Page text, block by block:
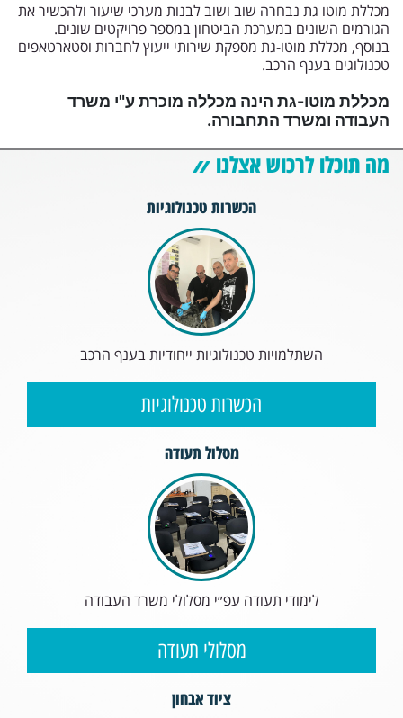
מכללת מוטו גת נבחרה שוב ושוב לבנות מערכי שיעור ולהכשיר את
הגורמים השונים במערכת הביטחון במספר פרויקטים שונים.
בנוסף, מכללת מוטו-גת מספקת שירותי ייעוץ לחברות וסטארטאפים
טכנולוגים בענף הרכב.
מכללת מוטו-גת הינה מכללה מוכרת ע"י משרד
העבודה ומשרד התחבורה.
מה תוכלו לרכוש אצלנו
הכשרות טכנולוגיות
השתלמויות טכנולוגיות ייחודיות בענף הרכב
הכשרות טכנולוגיות
מסלול תעודה
לימודי תעודה עפ״י מסלולי משרד העבודה
מסלולי תעודה
ציוד אבחון